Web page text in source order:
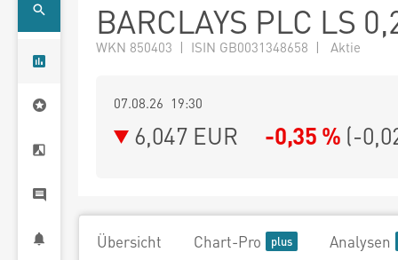
BARCLAYS PLC LS
WKN 850403 | ISIN GB0031348658 | Aktie
07.08.26 19:30
6,047 EUR -0,35 % (-
Übersicht Chart-Pro Analysen